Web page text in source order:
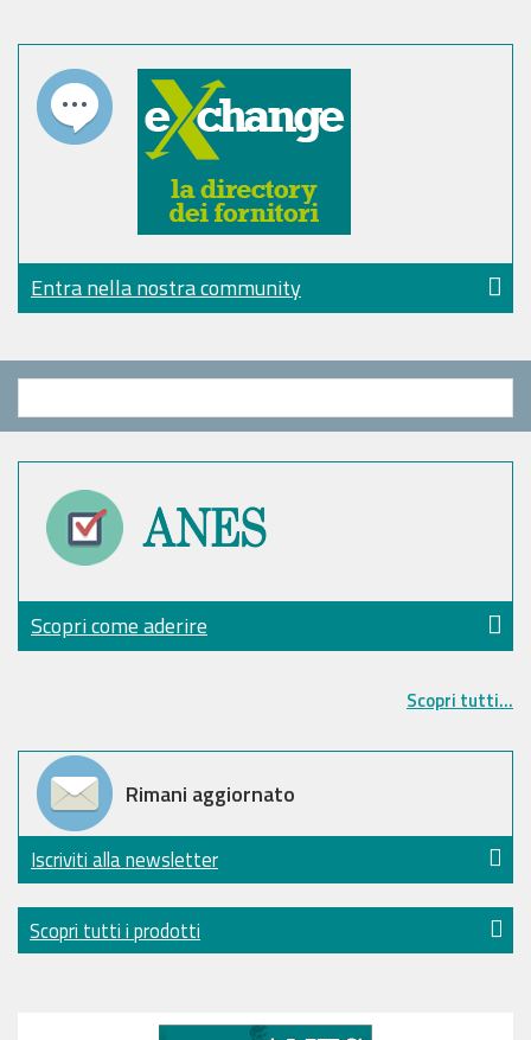
Entra nella nostra community
Scopri come aderire
Scopri tutti...
Rimani aggiornato
Iscriviti alla newsletter
Scopri tutti i prodotti